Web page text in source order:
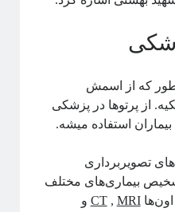
که از اسمش
از پرتوها در پزشکی
استفاده میشه.
تصویربرداری
بیماری‌های مختلف
اون‌ها
CT, MRI
و